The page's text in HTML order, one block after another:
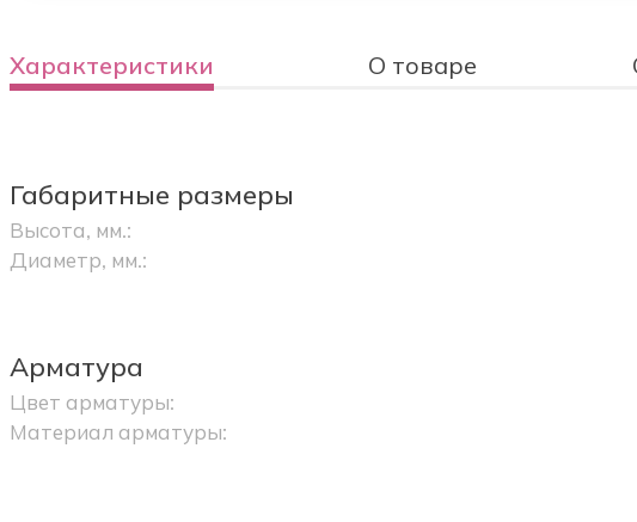
Характеристики О товаре
Габаритные размеры
Высота, мм.:
Диаметр, мм.:
Арматура
Цвет арматуры:
Материал арматуры: